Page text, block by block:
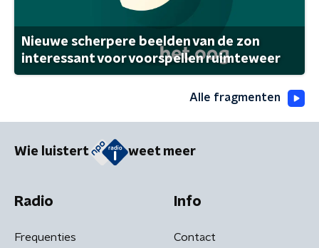
Nieuwe scherpere beelden van de zon
interessant voor voorspellen ruimteweer
Alle fragmenten
Wie luistert weet meer
Radio
Frequenties
Info
Contact